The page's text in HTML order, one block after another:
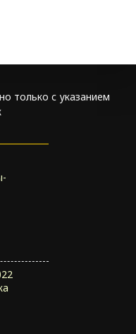
только с указанием